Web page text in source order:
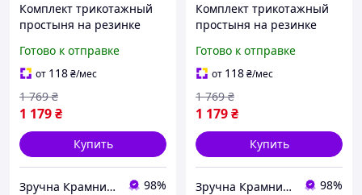
Комплект трикотажный
простыня на резинке
наволочками 50х70 см
для спальни бежевый
MK-8497
Готово к отправке
от 118₴/мес
1 179₴
1 769 ₴
Купить
Зручна Крамниця 98%
Комплект трикотажный
простыня на резинке
наволочками 50х70 см
для сна MK-8498
Готово к отправке
от 118₴/мес
1 179₴
1 769 ₴
Купить
Зручна Крамниця 98%